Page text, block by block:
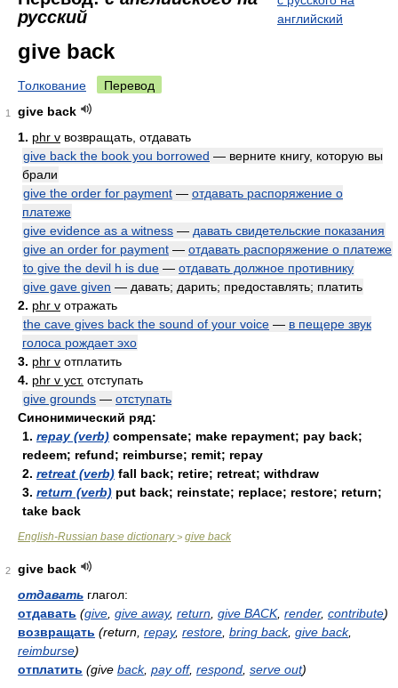
русский
английский
give back
Толкование Перевод
1
give back
1. phr v возвращать, отдавать
give back the book you borrowed — верните книгу, которую вы
брали
give the order for payment — отдавать распоряжение о
платеже
give evidence as a witness — давать свидетельские показания
give an order for payment — отдавать распоряжение о платеже
to give the devil h is due — отдавать должное противнику
give gave given — давать; дарить; предоставлять; платить
2. phr v отражать
the cave gives back the sound of your voice — в пещере звук
голоса рождает эхо
3. phr v отплатить
4. phr v уст. отступать
give grounds — отступать
Синонимический ряд:
1. repay (verb) compensate; make repayment; pay back;
redeem; refund; reimburse; remit; repay
2. retreat (verb) fall back; retire; retreat; withdraw
3. return (verb) put back; reinstate; replace; restore; return;
take back
English-Russian base dictionary> give back
2
give back
отдавать глагол:
отдавать (give give away, return give BACK, render, contribute)
возвращать (return, repay, restore bring back, give back,
reimburse)
отплатить (give back, pay off, respond serve out)